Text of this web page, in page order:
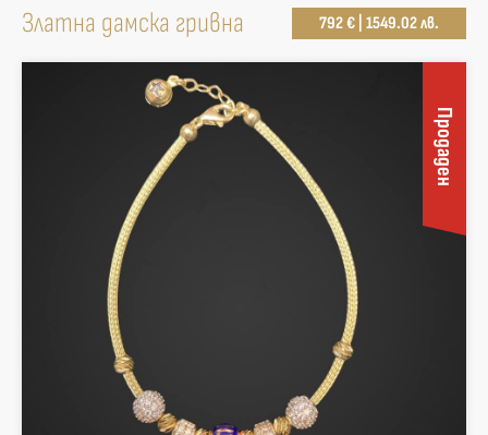
Златна дамска гривна 792 € | 1549.02 лв.
Продаден